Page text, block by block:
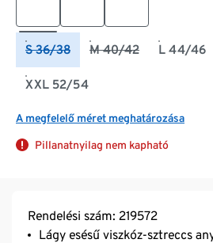
S 36/38 M 40/42 L 44/46
XXL 52/54
A megfelelő méret meghatározása
Pillanatnyilag nem kapható
Rendelési szám: 219572
Lágy esésű viszkóz-sztreccs